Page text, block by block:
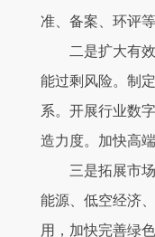
准、备案、环评
二是扩大有
能过剩风险。制
系。开展行业数
造力度。加快高
三是拓展市
能源、低空经济
用，加快完善绿